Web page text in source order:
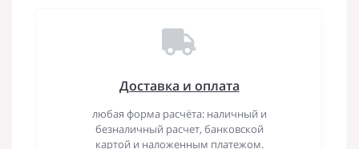
Доставка и оплата
любая форма расчёта: наличный и
безналичный расчет, банковской
картой и наложенным платежом.